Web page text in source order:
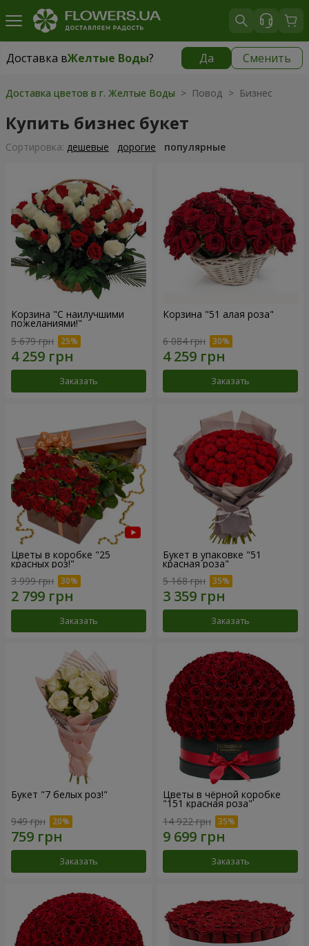
Доставка вЖелтые Воды? Да Сменить
Доставка вЖелтые Воды|
Доставка цветов в г. Желтые Воды > Повод > Бизнес
Купить бизнес букет
Cортировка: дешевые дорогие популярные
Корзина "С наилучшими
пожеланиями!"
5 679 грн
Заказать
Корзина "51 алая роза"
6 084 грн
Заказать
Цветы в коробке "25
красных роз!"
3 999 грн
Заказать
Букет в упаковке "51
красная роза"
5 168 грн
Заказать
Букет "7 белых роз!"
949 грн
Заказать
Цветы в чёрной коробке
"151 красная роза"
14 922 грн
Заказать